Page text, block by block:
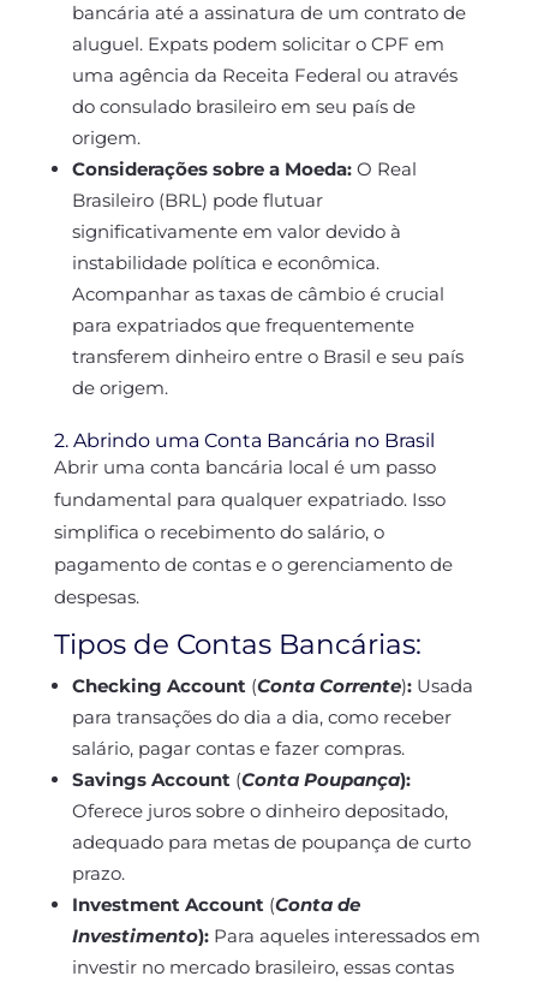
bancária até a assinatura de um contrato de
aluguel. Expats podem solicitar o CPF em
uma agência da Receita Federal ou através
do consulado brasileiro em seu país de
origem.
Considerações sobre a Moeda:O Real
Brasileiro (BRL) pode flutuar
significativamente em valor devido à
instabilidade política e econômica.
Acompanhar as taxas de câmbio é crucial
para expatriados que frequentemente
transferem dinheiro entre o Brasil e seu país
de origem.
2. Abrindo uma Conta Bancária no Brasil
Abrir uma conta bancária local é um passo
fundamental para qualquer expatriado. Isso
simplifica o recebimento do salário, o
pagamento de contas e o gerenciamento de
despesas.
Tipos de Contas Bancárias:
Checking Account(Conta Corrente): Usada
para transações do dia a dia, como receber
salário, pagar contas e fazer compras.
Savings Account(Conta Poupança):
Oferece juros sobre o dinheiro depositado,
adequado para metas de poupança de curto
prazo.
Investment Account(Conta de
Investimento):Para aqueles interessados em
investir no mercado brasileiro, essas contas